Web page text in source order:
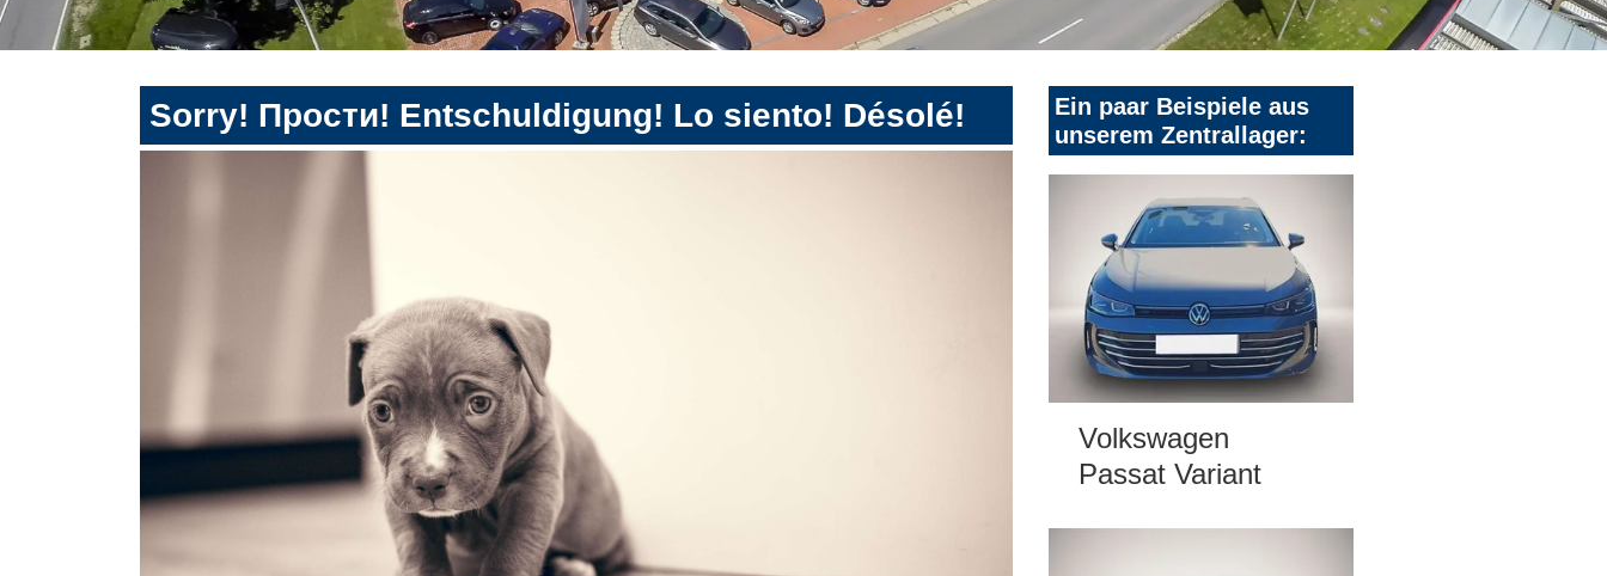
Sorry! Прости! Entschuldigung! Lo siento! Désolé!
Ein paar Beispiele aus
unserem Zentrallager:
Volkswagen
Passat Variant